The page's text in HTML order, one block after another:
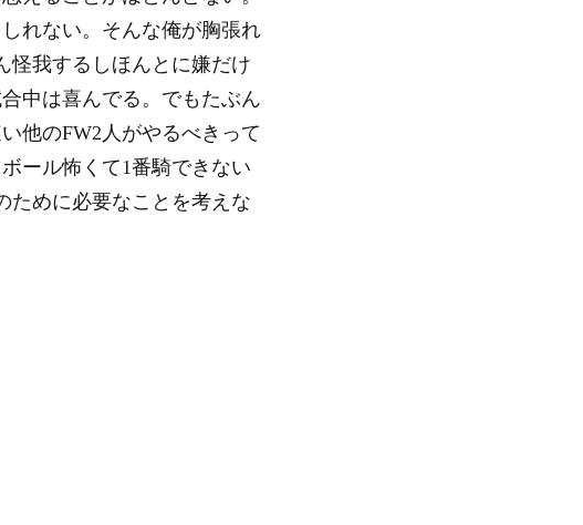
れない。そんな俺が胸張れ
怪我するしほんとに嫌だけ
中は喜んでる。でもたぶん
他のFW2人がやるべきって
ール怖くて1番騎できない
ために必要なことを考えな